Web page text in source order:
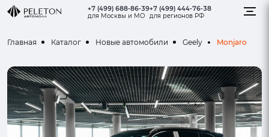
+7 (499) 688-86-39
для Москвы и МО
+7 (499) 444-76-38
для регионов РФ
Главная Каталог Новые автомобили Geely Monjaro